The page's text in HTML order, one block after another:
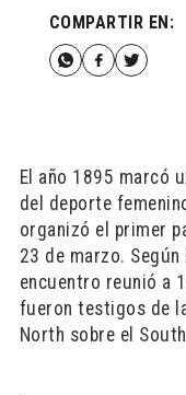
COMPARTIR EN:
El año 1895 marcó
del deporte
organizó el primer
23 de marzo.
encuentro reunió a
fueron testigos de
North sobre el